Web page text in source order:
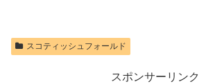
スコティッシュフォールド
スポンサーリンク